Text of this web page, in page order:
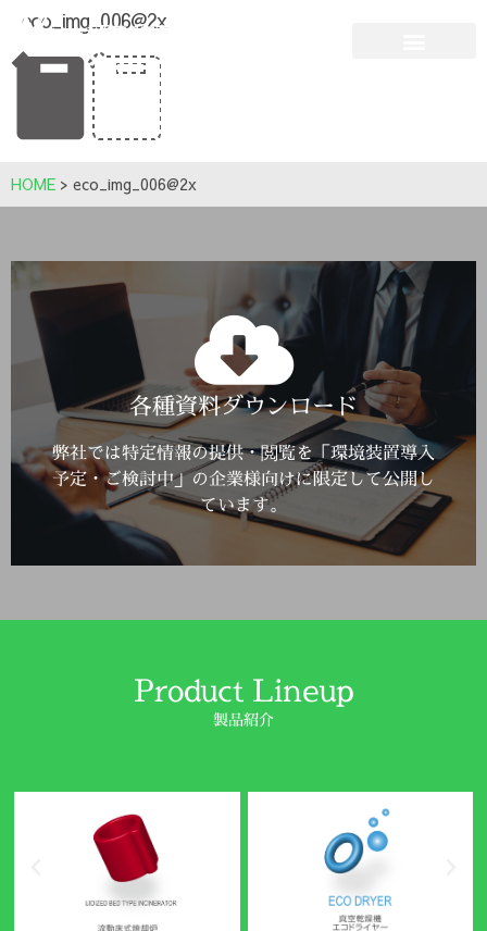
eco_img_006@2x
HOME > eco_img_006@2x
各種資料ダウンロード
弊社では特定情報の提供・閲覧を「環境装置導入
予定・ご検討中」の企業様向けに限定して公開し
ています。
詳しくはこちら
Click Here
Product Lineup
製品紹介